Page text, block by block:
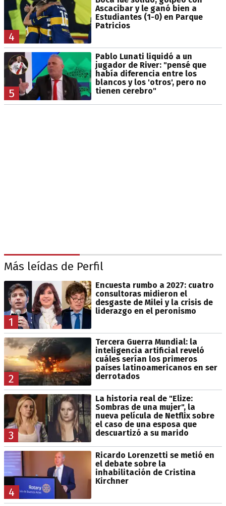
4
Ascacibar y le ganó bien a
Estudiantes (1-0) en Parque
Patricios
5
Pablo Lunati liquidó a un
jugador de River: "pensé que
había diferencia entre los
blancos y los 'otros', pero no
tienen cerebro"
Más leídas de Perfil
1
Encuesta rumbo a 2027: cuatro
consultoras midieron el
desgaste de Milei y la crisis de
liderazgo en el peronismo
2
Tercera Guerra Mundial: la
inteligencia artificial reveló
cuáles serían los primeros
países latinoamericanos en ser
derrotados
3
La historia real de "Elize:
Sombras de una mujer", la
nueva película de Netflix sobre
el caso de una esposa que
descuartizó a su marido
4
Ricardo Lorenzetti se metió en
el debate sobre la
inhabilitación de Cristina
Kirchner